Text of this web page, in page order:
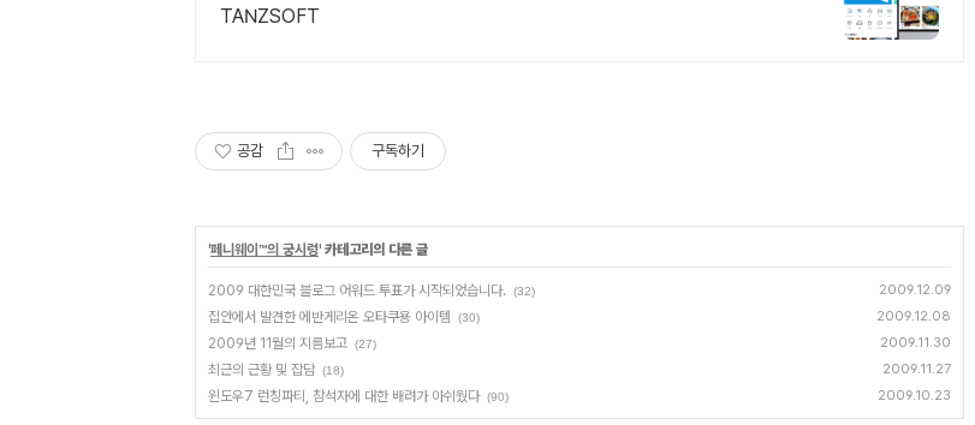
TANZSOFT
공감 구독하기
'페니웨이™의 궁시렁' 카테고리의 다른 글
2009 대한민국 블로그 어워드 투표가 시작되었습니다. (32) 2009.12.09
집안에서 발견한 에반게리온 오타쿠용 아이템 (30) 2009.12.08
2009년 11월의 지름보고 (27) 2009.11.30
최근의 근황 및 잡담 (18) 2009.11.27
윈도우7 런칭파티, 참석자에 대한 배려가 아쉬웠다 (90) 2009.10.23